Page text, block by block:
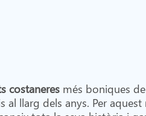
costaneresmés boniques de
llarg dels anys. Per